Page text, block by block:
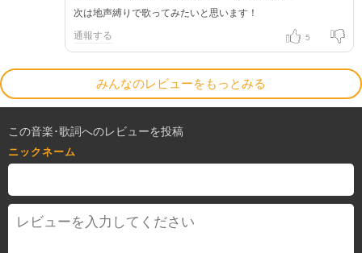
次は地声縛りで歌ってみたいと思います！
通報する 5
みんなのレビューをもっとみる
この音楽･歌詞へのレビューを投稿
ニックネーム